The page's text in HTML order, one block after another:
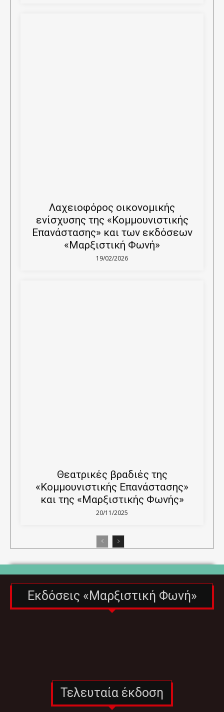
Λαχειοφόρος οικονομικής
ενίσχυσης της «Κομμουνιστικής
Επανάστασης» και των εκδόσεων
«Μαρξιστική Φωνή»
19/02/2026
Θεατρικές βραδιές της
«Κομμουνιστικής Επανάστασης»
και της «Μαρξιστικής Φωνής»
20/11/2025
Εκδόσεις «Μαρξιστική Φωνή»
Τελευταία έκδοση